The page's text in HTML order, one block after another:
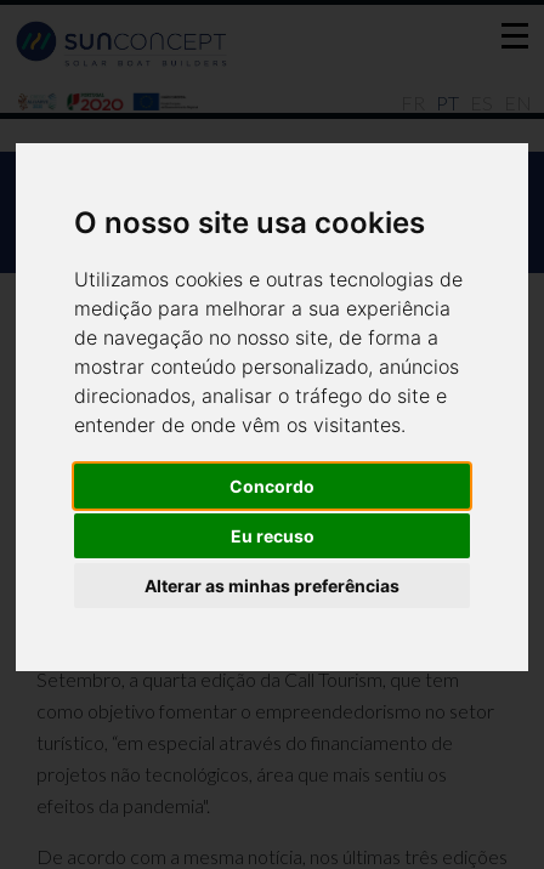
PT
O nosso site usa cookies
Utilizamos cookies e outras tecnologias de
medição para melhorar a sua experiência
de navegação no nosso site, de forma a
mostrar conteúdo personalizado, anúncios
direcionados, analisar o tráfego do site e
entender de onde vêm os visitantes.
Concordo
Eu recuso
Alterar as minhas preferências
PARA INVESTIR AO ESTILO SUN BOATS
Portugal Ventures tem 10
milhões para investir ao
estilo Sun Boats
Setembro, a quarta edição da Call Tourism, que tem
como objetivo fomentar o empreendedorismo no setor
turístico, “em especial através do financiamento de
projetos não tecnológicos, área que mais sentiu os
efeitos da pandemia".
De acordo com a mesma notícia, nos últimas três edições